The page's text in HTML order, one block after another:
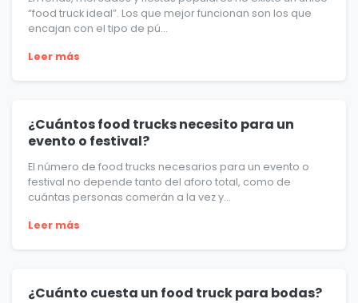
“food truck ideal”. Los que mejor funcionan son los que
encajan con el tipo de pú...
Leer más
¿Cuántos food trucks necesito para un
evento o festival?
El número de food trucks necesarios para un evento o
festival no depende tanto del aforo total, como de
cuántas personas comerán a la vez y...
Leer más
¿Cuánto cuesta un food truck para bodas?